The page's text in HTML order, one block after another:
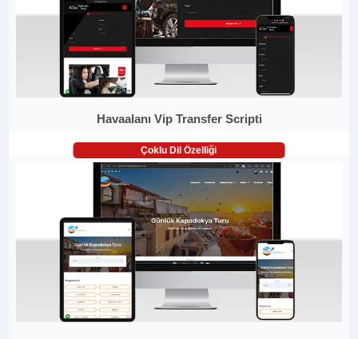
Havaalanı Vip Transfer Scripti
Çoklu Dil Özelliği